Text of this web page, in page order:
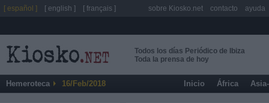
Todos los días Periódico de Ibiza
Toda la prensa de hoy
Hemeroteca 16/Feb/2018 Inicio África
[ español ] [ english ] [ français ] sobre Kiosko.net contacto ayuda